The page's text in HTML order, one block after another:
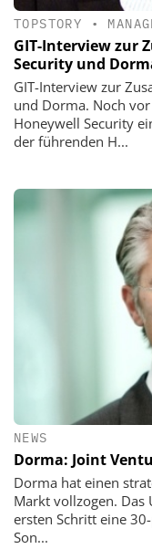
TOPSTORY •
GIT-Interview zur
Security und
GIT-Interview zur
und Dorma. Noch
Honeywell Security
der führenden H...
NEWS
Dorma: Joint
Dorma hat einen
Markt vollzogen.
ersten Schritt eine
Son...